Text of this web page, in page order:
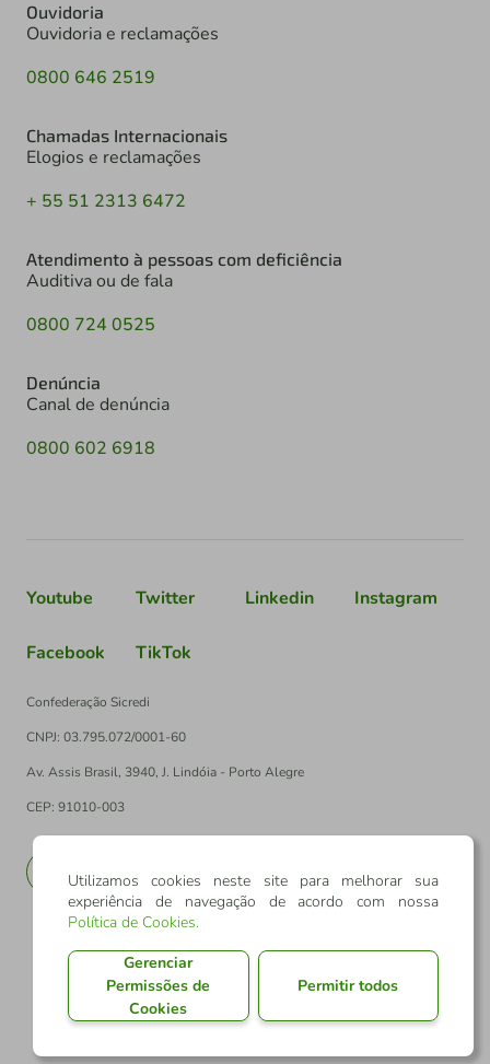
Ouvidoria
Ouvidoria e reclamações
0800 646 2519
Chamadas Internacionais
Elogios e reclamações
+ 55 51 2313 6472
Atendimento à pessoas com deficiência
Auditiva ou de fala
0800 724 0525
Denúncia
Canal de denúncia
0800 602 6918
Youtube Twitter Linkedin Instagram
Facebook TikTok
Confederação Sicredi
CNPJ: 03.795.072/0001-60
Av. Assis Brasil, 3940, J. Lindóia - Porto Alegre
CEP: 91010-003
Utilizamos cookies neste site para melhorar sua
experiência de navegação de acordo com nossa
Política de Cookies.
Gerenciar
Permissões de
Cookies
Permitir todos